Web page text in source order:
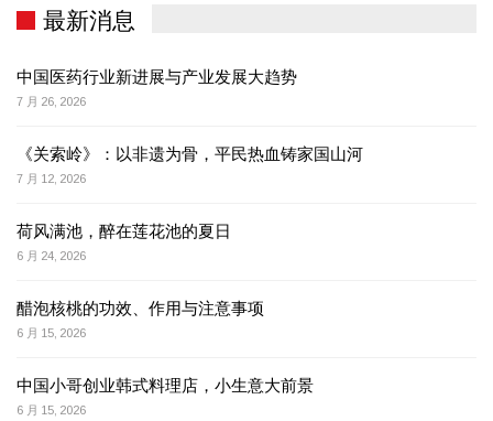
最新消息
中国医药行业新进展与产业发展大趋势
7 月 26, 2026
《关索岭》：以非遗为骨，平民热血铸家国山河
7 月 12, 2026
荷风满池，醉在莲花池的夏日
6 月 24, 2026
醋泡核桃的功效、作用与注意事项
6 月 15, 2026
中国小哥创业韩式料理店，小生意大前景
6 月 15, 2026